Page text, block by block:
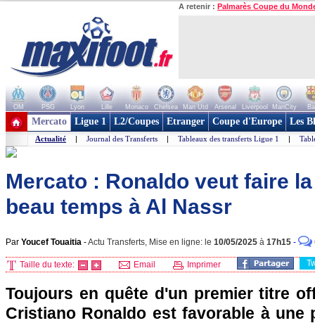
A retenir : Palmarès Coupe du
OM PSG Lyon Lille Monaco Chelsea Man Utd Arsenal Liverpool ManCity
+ de clubs
Mercato Ligue 1 L2/Coupes Etranger Coupe d'Europe Les
Actualité | Journal des Transferts | Tableaux des transferts Ligue 1 |
Mercato : Ronaldo veut faire
beau temps à Al Nassr
Par Youcef Touaitia -Actu Transferts, Mise en ligne: le 10/05/2025 à 17h15 -
Taille du texte: Email Imprimer
Toujours en quête d'un premier titre
Cristiano Ronaldo est favorable à une